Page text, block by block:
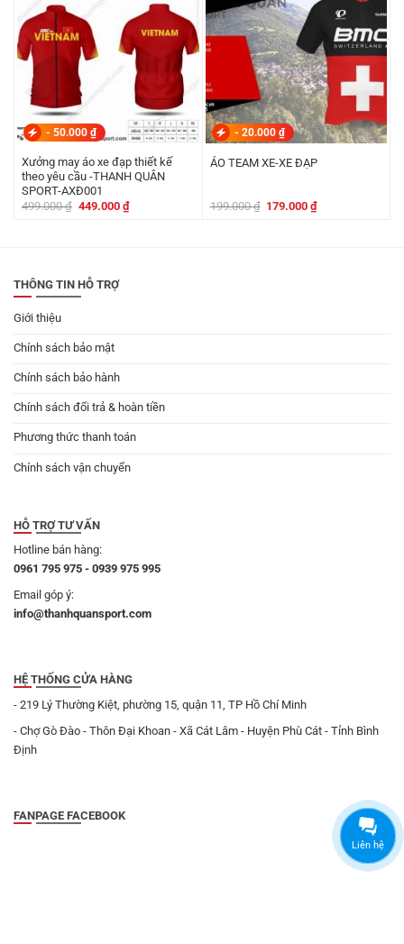
- 50.000 ₫
Xưởng may áo xe đạp thiết kế
theo yêu cầu -THANH QUÂN
SPORT-AXĐ001
499.000₫ Giá
449.000 ₫Giá
hiện
- 20.000 ₫
ÁO TEAM XE-XE ĐẠP
199.000₫ Giá
179.000₫Giá
THÔNG TIN HỖ TRỢ
Giới thiệu
Chính sách bảo mật
Chính sách bảo hành
Chính sách đổi trả & hoàn tiền
Phương thức thanh toán
Chính sách vận chuyển
HỖ TRỢ TƯ VẤN
Hotline bán hàng:
0961 795 975 - 0939 975 995
Email góp ý:
info@thanhquansport.com
HỆ THỐNG CỬA HÀNG
- 219 Lý Thường Kiệt, phường 15, quận 11, TP Hồ Chí Minh
- Chợ Gò Đào - Thôn Đại Khoan - Xã Cát Lâm - Huyện Phù Cát - Tỉnh Bình
Định
FANPAGE FACEBOOK
Liên hệ